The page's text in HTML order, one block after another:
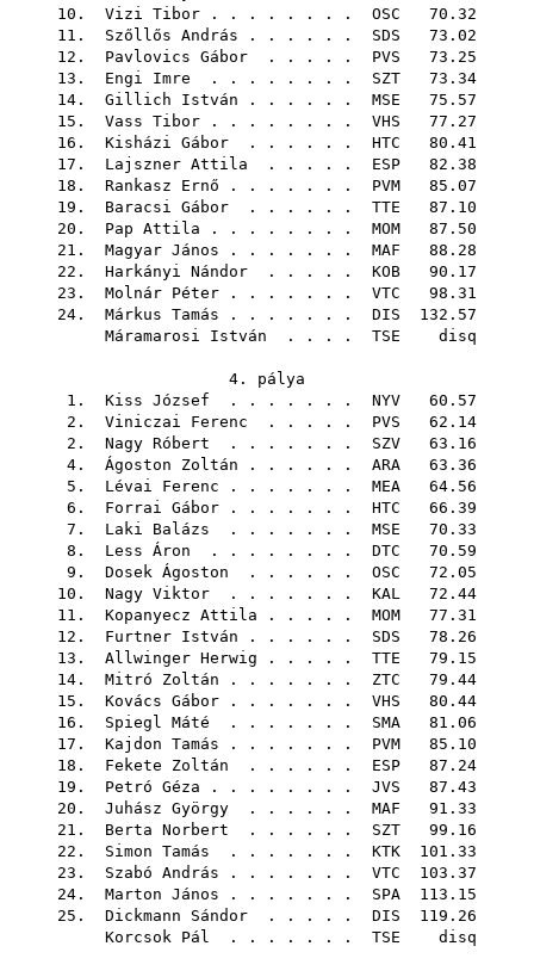
10. Vizi Tibor . . . . . . . . OSC 70.32
11. Szőllős András . . . . . . SDS 73.02
12. Pavlovics Gábor . . . . . PVS 73.25
13. Engi Imre . . . . . . . . SZT 73.34
14. Gillich István . . . . . . MSE 75.57
15. Vass Tibor . . . . . . . . VHS 77.27
16. Kisházi Gábor . . . . . . HTC 80.41
17. Lajszner Attila . . . . . ESP 82.38
18. Rankasz Ernő . . . . . . . PVM 85.07
19. Baracsi Gábor . . . . . . TTE 87.10
20. Pap Attila . . . . . . . . MOM 87.50
21. Magyar János . . . . . . . MAF 88.28
22. Harkányi Nándor . . . . . KOB 90.17
23. Molnár Péter . . . . . . . VTC 98.31
24. Márkus Tamás . . . . . . . DIS 132.57
Máramarosi István . . . . TSE disq
4. pálya
1. Kiss József . . . . . . . NYV 60.57
2. Viniczai Ferenc . . . . . PVS 62.14
2. Nagy Róbert . . . . . . . SZV 63.16
4. Ágoston Zoltán . . . . . . ARA 63.36
5. Lévai Ferenc . . . . . . . MEA 64.56
6. Forrai Gábor . . . . . . . HTC 66.39
7. Laki Balázs . . . . . . . MSE 70.33
8. Less Áron . . . . . . . . DTC 70.59
9. Dosek Ágoston . . . . . . OSC 72.05
10. Nagy Viktor . . . . . . . KAL 72.44
11. Kopanyecz Attila . . . . . MOM 77.31
12. Furtner István . . . . . . SDS 78.26
13. Allwinger Herwig . . . . . TTE 79.15
14. Mitró Zoltán . . . . . . . ZTC 79.44
15. Kovács Gábor . . . . . . . VHS 80.44
16. Spiegl Máté . . . . . . . SMA 81.06
17. Kajdon Tamás . . . . . . . PVM 85.10
18. Fekete Zoltán . . . . . . ESP 87.24
19. Petró Géza . . . . . . . . JVS 87.43
20. Juhász György . . . . . . MAF 91.33
21. Berta Norbert . . . . . . SZT 99.16
22. Simon Tamás . . . . . . . KTK 101.33
23. Szabó András . . . . . . . VTC 103.37
24. Marton János . . . . . . . SPA 113.15
25. Dickmann Sándor . . . . . DIS 119.26
Korcsok Pál . . . . . . . TSE disq